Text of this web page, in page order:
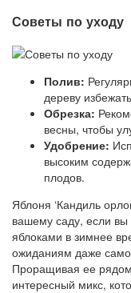
Советы по уходу
Полив:
дереву
Обрезка:
весны, чтобы
Удобрение:
высоким
плодов.
Яблоня ‘Кандиль
вашему саду, если вы
яблоками в зимнее
ожиданиям даже
Проращивая ее рядом
интересный микс,